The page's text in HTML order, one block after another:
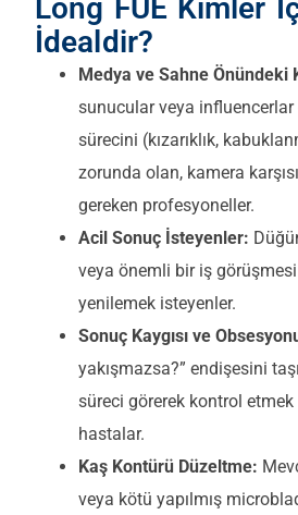
Long FUE Kimler
İdealdir?
Medya ve Sahne Önündeki
sunucular veya
sürecini (kızarıklık,
zorunda olan, kamera
gereken profesyoneller.
Acil Sonuç İsteyenler:
veya önemli bir iş görüşmesi
yenilemek isteyenler.
Sonuç Kaygısı ve
yakışmazsa?” endişesini
süreci görerek kontrol
hastalar.
Kaş Kontürü Düzeltme:
veya kötü yapılmış